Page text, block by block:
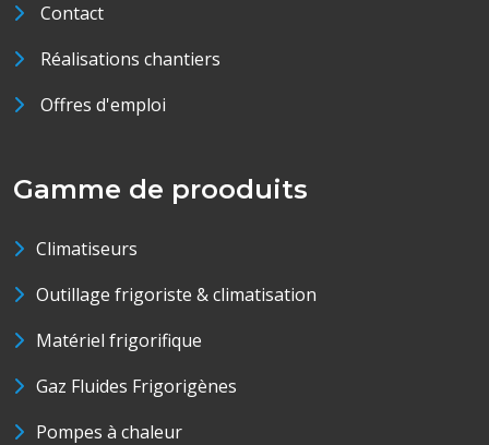
Contact
Réalisations chantiers
Offres d'emploi
Gamme de prooduits
Climatiseurs
Outillage frigoriste & climatisation
Matériel frigorifique
Gaz Fluides Frigorigènes
Pompes à chaleur